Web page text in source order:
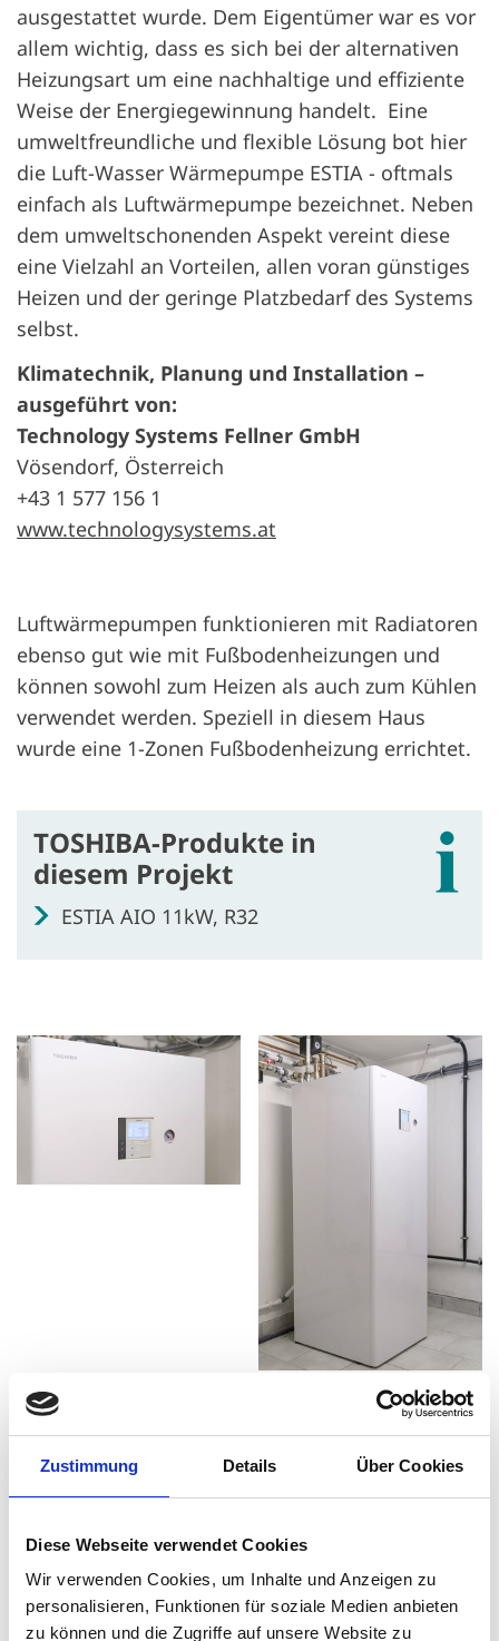
Zustimmung Details Über Cookies
Diese Webseite verwendet Cookies
Wir verwenden Cookies, um Inhalte und Anzeigen zu
personalisieren, Funktionen für soziale Medien anbieten
zu können und die Zugriffe auf unsere Website zu
ausgestattet wurde. Dem Eigentümer war es vor
allem wichtig, dass es sich bei der alternativen
Heizungsart um eine nachhaltige und effiziente
Weise der Energiegewinnung handelt. Eine
umweltfreundliche und flexible Lösung bot hier
die Luft-Wasser Wärmepumpe ESTIA - oftmals
einfach als Luftwärmepumpe bezeichnet. Neben
dem umweltschonenden Aspekt vereint diese
eine Vielzahl an Vorteilen, allen voran günstiges
Heizen und der geringe Platzbedarf des Systems
selbst.
Klimatechnik, Planung und Installation –
ausgeführt von:
Technology Systems Fellner GmbH
Vösendorf, Österreich
+43 1 577 156 1
www.technologysystems.at
Luftwärmepumpen funktionieren mit Radiatoren
ebenso gut wie mit Fußbodenheizungen und
können sowohl zum Heizen als auch zum Kühlen
verwendet werden. Speziell in diesem Haus
wurde eine 1-Zonen Fußbodenheizung errichtet.
TOSHIBA-Produkte in
diesem Projekt
ESTIA AIO 11kW, R32
Entspannung am Wörthersee